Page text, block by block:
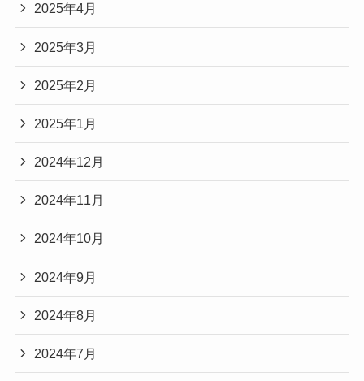
2025年4月
2025年3月
2025年2月
2025年1月
2024年12月
2024年11月
2024年10月
2024年9月
2024年8月
2024年7月